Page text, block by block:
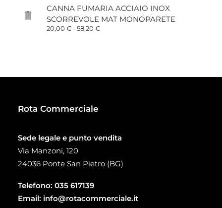
prezzo:
da
34,00 €
CANNA FUMARIA ACCIAIO INOX
SCORREVOLE MAT MONOPARETE
20,00 €-58,20 €Fascia
Rota Commerciale
Sede legale e punto vendita
Via Manzoni, 120
24036 Ponte San Pietro (BG)
Telefono: 035 617139
Email: info@rotacommerciale.it